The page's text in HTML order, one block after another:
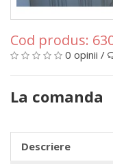
Cod produs:
0 opinii /
La comanda
Descriere